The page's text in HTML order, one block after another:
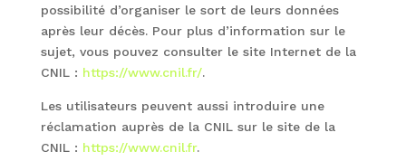
possibilité d’organiser le sort de leurs données
après leur décès. Pour plus d’information sur le
sujet, vous pouvez consulter le site Internet de la
CNIL : https://www.cnil.fr/.
Les utilisateurs peuvent aussi introduire une
réclamation auprès de la CNIL sur le site de la
CNIL : https://www.cnil.fr.